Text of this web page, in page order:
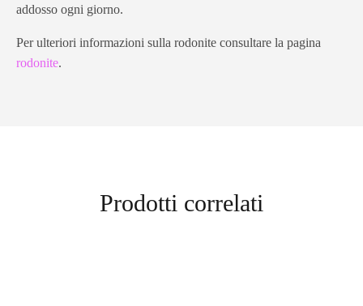
addosso ogni giorno.
Per ulteriori informazioni sulla rodonite consultare la pagina
rodonite.
Prodotti correlati